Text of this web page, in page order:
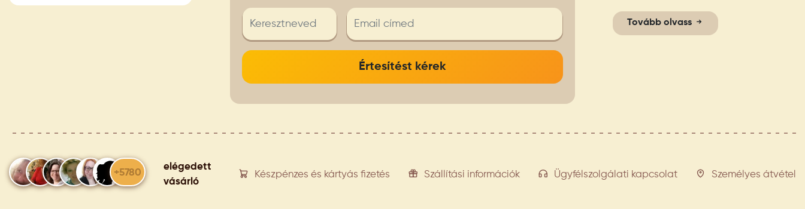
Értesítést kérek
Tovább olvass
+5780
elégedett
vásárló
Készpénzes és kártyás fizetés Szállítási információk Ügyfélszolgálati kapcsolat Személyes átvétel